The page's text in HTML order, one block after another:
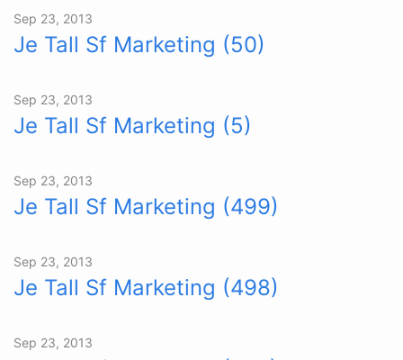
Sep 23, 2013
Je Tall Sf Marketing (50)
Sep 23, 2013
Je Tall Sf Marketing (5)
Sep 23, 2013
Je Tall Sf Marketing (499)
Sep 23, 2013
Je Tall Sf Marketing (498)
Sep 23, 2013